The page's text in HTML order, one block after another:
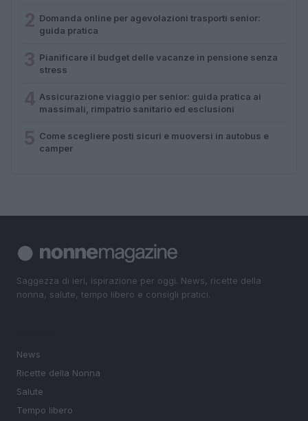
Domanda online per agevolazioni trasporti senior:
guida pratica
Pianificare il budget delle vacanze in pensione senza
stress
Assicurazione viaggio per senior: guida pratica ai
massimali, rimpatrio sanitario ed esclusioni
Come scegliere posti sicuri e muoversi in autobus e
camper
Saggezza di ieri, ispirazione per oggi. News, ricette della
nonna, salute, tempo libero e consigli pratici.
News
Ricette della Nonna
Salute
Tempo libero